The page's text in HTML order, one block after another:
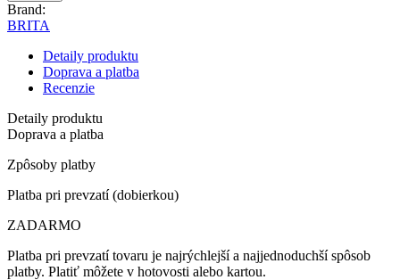
Brand:
BRITA
Detaily produktu
Doprava a platba
Recenzie
Detaily produktu
Doprava a platba
Zpôsoby platby
Platba pri prevzatí (dobierkou)
ZADARMO
Platba pri prevzatí tovaru je najrýchlejší a najjednoduchší spôsob
platby. Platiť môžete v hotovosti alebo kartou.